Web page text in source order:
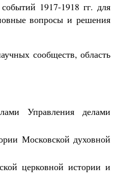
1917-1918 гг. для
вопросы и решения
сообществ, область
Управления делами
Московской духовной
церковной истории и